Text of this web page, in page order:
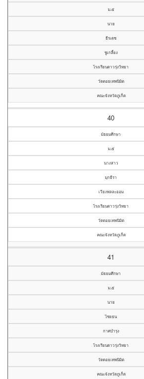
ม.๕
นาย
ธีรเดช
ชูเกลี้ยง
โรงเรียนดาวรุ่งวิทยา
วัดดอยเทพนิมิต
คณะจังหวัดภูเก็ต
40
มัธยมศึกษา
ม.๕
นางสาว
มุกธีรา
เวียงพลละออม
โรงเรียนดาวรุ่งวิทยา
วัดดอยเทพนิมิต
คณะจังหวัดภูเก็ต
41
มัธยมศึกษา
ม.๕
นาย
ไชยธน
กาศบำรุง
โรงเรียนดาวรุ่งวิทยา
วัดดอยเทพนิมิต
คณะจังหวัดภูเก็ต